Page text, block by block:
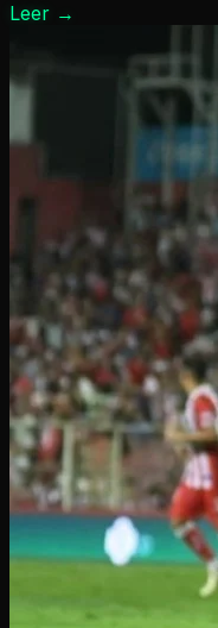
Leer →